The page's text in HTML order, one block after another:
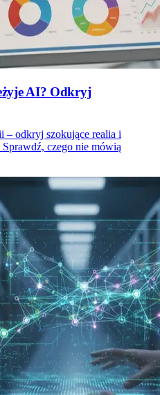
AI? Odkryj
– odkryj szokujące realia i
czego nie mówią